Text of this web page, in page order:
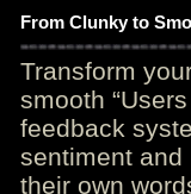
From Clunky to
Transform
smooth
feedback
sentiment and
their own